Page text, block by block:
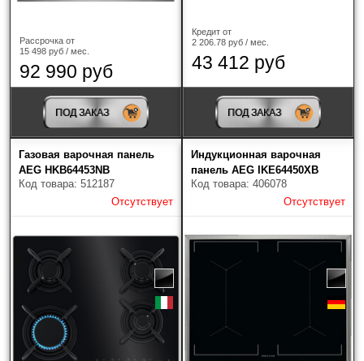
Рассрочка от
15 498 руб / мес.
92 990 руб
ПОД ЗАКАЗ
Кредит от
2 206.78 руб / мес.
43 412 руб
ПОД ЗАКАЗ
Газовая варочная панель
AEG HKB64453NB
Код товара: 512187
Отсутствует
Индукционная варочная
панель AEG IKE64450XB
Код товара: 406078
Отсутствует